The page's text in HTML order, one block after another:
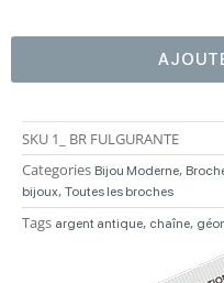
1
SKU 1_ BR FULGURANTE
Categories Bijou Moderne,
bijoux, Toutes les broches
Tags argent antique, chaîne,